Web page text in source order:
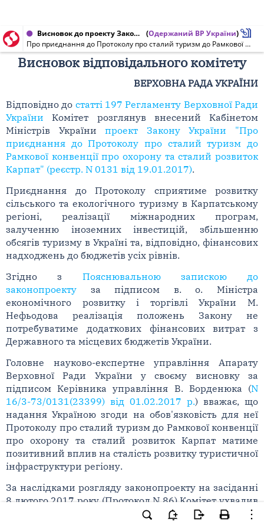
Висновок до проекту Закону України від 08.02.2017 № 131 (Одержаний ВР України)
Про приєднання до Протоколу про сталий туризм до Рамкової конвенції про охорону та сталий розвиток Карпат